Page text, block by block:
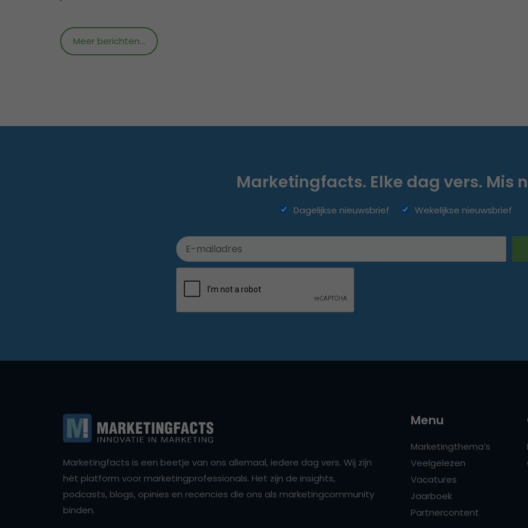
Meer berichten...
Marketingfacts. Elke dag vers. Mis
Dagelijkse nieuwsbrief Wekelijkse nieuwsbrief
Marketingfacts is een beetje van ons allemaal, iedere dag vers. Wij zijn
hét platform voor marketingprofessionals. Het zijn de insights,
podcasts, blogs, opinies en recencies die ons als marketingcommunity
binden.
Menu
Marketingthema’s
Veelgelezen
Vacatures
Jaarboek
Partnercontent